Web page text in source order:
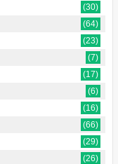
(30)
(64)
(23)
(7)
(17)
(6)
(16)
(66)
(29)
(26)